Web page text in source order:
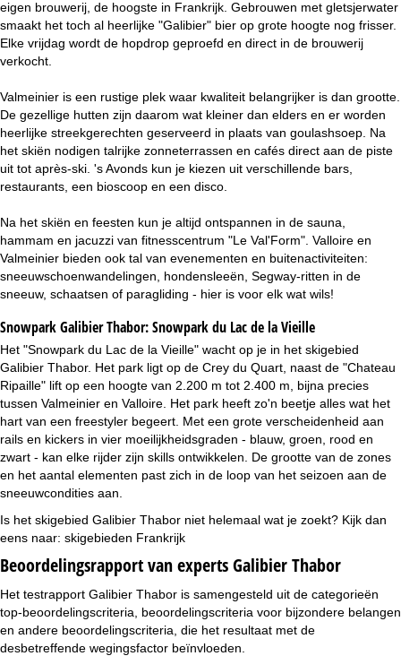
eigen brouwerij, de hoogste in Frankrijk. Gebrouwen met gletsjerwater
smaakt het toch al heerlijke "Galibier" bier op grote hoogte nog frisser.
Elke vrijdag wordt de hopdrop geproefd en direct in de brouwerij
verkocht.
Valmeinier is een rustige plek waar kwaliteit belangrijker is dan grootte.
De gezellige hutten zijn daarom wat kleiner dan elders en er worden
heerlijke streekgerechten geserveerd in plaats van goulashsoep. Na
het skiën nodigen talrijke zonneterrassen en cafés direct aan de piste
uit tot après-ski. 's Avonds kun je kiezen uit verschillende bars,
restaurants, een bioscoop en een disco.
Na het skiën en feesten kun je altijd ontspannen in de sauna,
hammam en jacuzzi van fitnesscentrum "Le Val'Form". Valloire en
Valmeinier bieden ook tal van evenementen en buitenactiviteiten:
sneeuwschoenwandelingen, hondensleeën, Segway-ritten in de
sneeuw, schaatsen of paragliding - hier is voor elk wat wils!
Snowpark Galibier Thabor:Snowpark du Lac de la Vieille
Het "Snowpark du Lac de la Vieille" wacht op je in het skigebied
Galibier Thabor. Het park ligt op de Crey du Quart, naast de "Chateau
Ripaille" lift op een hoogte van 2.200 m tot 2.400 m, bijna precies
tussen Valmeinier en Valloire. Het park heeft zo'n beetje alles wat het
hart van een freestyler begeert. Met een grote verscheidenheid aan
rails en kickers in vier moeilijkheidsgraden - blauw, groen, rood en
zwart - kan elke rijder zijn skills ontwikkelen. De grootte van de zones
en het aantal elementen past zich in de loop van het seizoen aan de
sneeuwcondities aan.
Is het skigebied Galibier Thabor niet helemaal wat je zoekt? Kijk dan
eens naar: skigebieden Frankrijk
Beoordelingsrapport van experts Galibier Thabor
Het testrapport Galibier Thabor is samengesteld uit de categorieën
top-beoordelingscriteria, beoordelingscriteria voor bijzondere belangen
en andere beoordelingscriteria, die het resultaat met de
desbetreffende wegingsfactor beïnvloeden.